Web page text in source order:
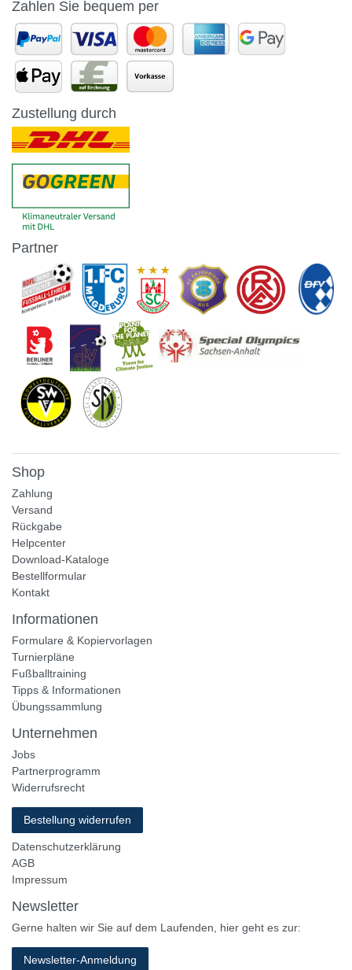
Zahlen Sie bequem per
Zustellung durch
Partner
Shop
Zahlung
Versand
Rückgabe
Helpcenter
Download-Kataloge
Bestellformular
Kontakt
Informationen
Formulare & Kopiervorlagen
Turnierpläne
Fußballtraining
Tipps & Informationen
Übungssammlung
Unternehmen
Jobs
Partnerprogramm
Widerrufsrecht
Bestellung widerrufen
Datenschutzerklärung
AGB
Impressum
Newsletter
Gerne halten wir Sie auf dem Laufenden, hier geht es zur:
Newsletter-Anmeldung